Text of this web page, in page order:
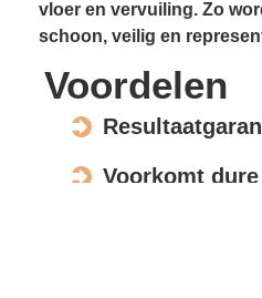
vloer en vervuiling. Zo
schoon, veilig en
Voordelen
Voorkomt